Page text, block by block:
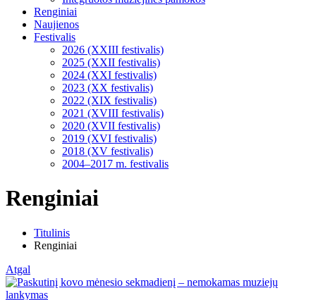
Renginiai
Naujienos
Festivalis
2026 (XXIII festivalis)
2025 (XXII festivalis)
2024 (XXI festivalis)
2023 (XX festivalis)
2022 (XIX festivalis)
2021 (XVIII festivalis)
2020 (XVII festivalis)
2019 (XVI festivalis)
2018 (XV festivalis)
2004–2017 m. festivalis
Renginiai
Titulinis
Renginiai
Atgal